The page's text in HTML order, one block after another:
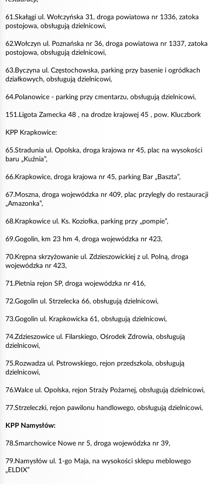
61.Skałągi ul. Wołczyńska 31, droga powiatowa nr 1336, zatoka
postojowa, obsługują dzielnicowi,
62.Wołczyn ul. Poznańska nr 36, droga powiatowa nr 1337, zatoka
postojowa, obsługują dzielnicowi,
63.Byczyna ul. Częstochowska, parking przy basenie i ogródkach
działkowych, obsługują dzielnicowi,
64.Polanowice - parking przy cmentarzu, obsługują dzielnicowi,
151.Ligota Zamecka 48 , na drodze krajowej 45 , pow. Kluczbork
KPP Krapkowice:
65.Stradunia ul. Opolska, droga krajowa nr 45, plac na wysokości
baru „Kuźnia”,
66.Krapkowice, droga krajowa nr 45, parking Bar „Baszta”,
67.Moszna, droga wojewódzka nr 409, plac przyległy do restauracji
„Amazonka”,
68.Krapkowice ul. Ks. Koziołka, parking przy „pompie”,
69.Gogolin, km 23 hm 4, droga wojewódzka nr 423,
70.Krępna skrzyżowanie ul. Zdzieszowickiej z ul. Polną, droga
wojewódzka nr 423,
71.Pietnia rejon SP, droga wojewódzka nr 416,
72.Gogolin ul. Strzelecka 66, obsługują dzielnicowi,
73.Gogolin ul. Krapkowicka 61, obsługują dzielnicowi,
74.Zdzieszowice ul. Filarskiego, Ośrodek Zdrowia, obsługują
dzielnicowi,
75.Rozwadza ul. Pstrowskiego, rejon przedszkola, obsługują
dzielnicowi,
76.Walce ul. Opolska, rejon Straży Pożarnej, obsługują dzielnicowi,
77.Strzeleczki, rejon pawilonu handlowego, obsługują dzielnicowi,
KPP Namysłów:
78.Smarchowice Nowe nr 5, droga wojewódzka nr 39,
79.Namysłów ul. 1-go Maja, na wysokości sklepu meblowego
„ELDIX”